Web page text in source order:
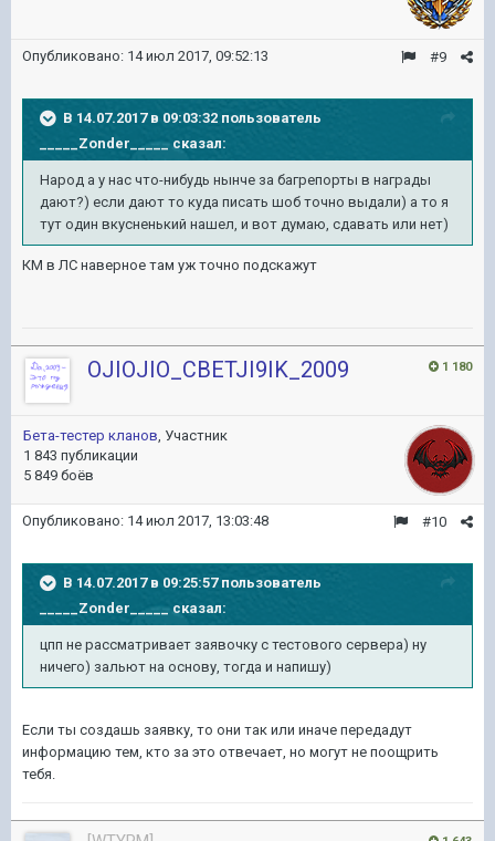
#9
Опубликовано: 14 июл 2017, 09:52:13
В 14.07.2017 в 09:03:32 пользователь
_____Zonder_____ сказал:
Народ а у нас что-нибудь нынче за багрепорты в награды
дают?) если дают то куда писать шоб точно выдали) а то я
тут один вкусненький нашел, и вот думаю, сдавать или нет)
КМ в ЛС наверное там уж точно подскажут
1 180
OJIOJIO_CBETJI9IK_2009
Бета-тестер кланов, Участник
1 843 публикации
5 849 боёв
#10
Опубликовано: 14 июл 2017, 13:03:48
В 14.07.2017 в 09:25:57 пользователь
_____Zonder_____ сказал:
цпп не рассматривает заявочку с тестового сервера) ну
ничего) зальют на основу, тогда и напишу)
Если ты создашь заявку, то они так или иначе передадут
информацию тем, кто за это отвечает, но могут не поощрить
тебя.